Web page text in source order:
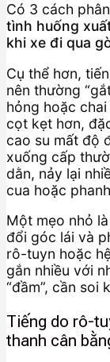
Có 3 cách
tình huống
khi xe đi qua
Cụ thể hơn,
nên thường
hỏng hoặc
cọt kẹt hơn,
cao su mất độ
xuống cấp
dằn, nảy lại
cua hoặc
Một mẹo nhỏ
đổi góc lái và
rô-tuyn hoặc
gắn nhiều với
“đầm”, cần soi
Tiếng do rô-
thanh cân